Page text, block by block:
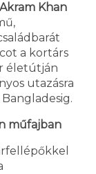
Akram Khan
a kortárs
életútján
utazásra
műfajban